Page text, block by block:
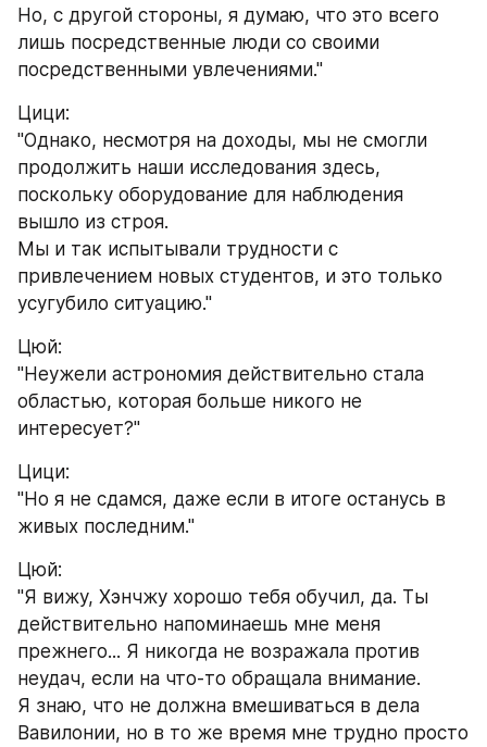
Но, с другой стороны, я думаю, что это всего
лишь посредственные люди со своими
посредственными увлечениями."
Цици:
"Однако, несмотря на доходы, мы не смогли
продолжить наши исследования здесь,
поскольку оборудование для наблюдения
вышло из строя.
Мы и так испытывали трудности с
привлечением новых студентов, и это только
усугубило ситуацию."
Цюй:
"Неужели астрономия действительно стала
областью, которая больше никого не
интересует?"
Цици:
"Но я не сдамся, даже если в итоге останусь в
живых последним."
Цюй:
"Я вижу, Хэнчжу хорошо тебя обучил, да. Ты
действительно напоминаешь мне меня
прежнего... Я никогда не возражала против
неудач, если на что-то обращала внимание.
Я знаю, что не должна вмешиваться в дела
Вавилонии, но в то же время мне трудно просто